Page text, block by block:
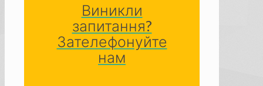
Виникли
запитання?
Зателефонуйте
нам